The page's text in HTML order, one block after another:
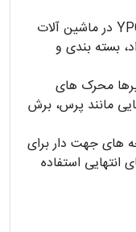
: شیرهای جهت دار YPC در ماشین آلات
بسته بندی و
محرک های
مانند پرس، برش
های جهت دار برای
انتهایی استفاده